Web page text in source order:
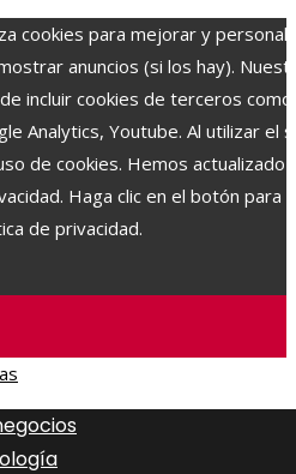
cookies para mejorar y
anuncios (si los hay).
incluir cookies de terceros como
Analytics, Youtube. Al utilizar el
de cookies. Hemos actualizado
Haga clic en el botón para
de privacidad.